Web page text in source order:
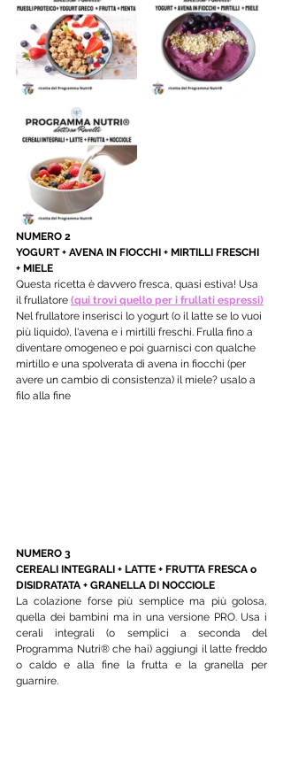
NUMERO 2
YOGURT + AVENA IN FIOCCHI + MIRTILLI FRESCHI
+ MIELE
Questa ricetta è davvero fresca, quasi estiva! Usa
il frullatore (qui trovi quello per i frullati espressi)
Nel frullatore inserisci lo yogurt (o il latte se lo vuoi
più liquido), l'avena e i mirtilli freschi. Frulla fino a
diventare omogeneo e poi guarnisci con qualche
mirtillo e una spolverata di avena in fiocchi (per
avere un cambio di consistenza) il miele? usalo a
filo alla fine
NUMERO 3
CEREALI INTEGRALI + LATTE + FRUTTA FRESCA o
DISIDRATATA + GRANELLA DI NOCCIOLE
La colazione forse più semplice ma più golosa,
quella dei bambini ma in una versione PRO. Usa i
cerali integrali (o semplici a seconda del
Programma Nutri® che hai) aggiungi il latte freddo
o caldo e alla fine la frutta e la granella per
guarnire.